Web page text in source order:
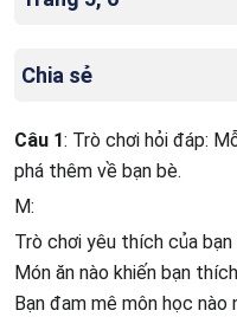
Chia sẻ
Câu 1: Trò chơi hỏi đáp:
phá thêm về bạn bè.
M:
Trò chơi yêu thích của bạn
Món ăn nào khiến bạn
Bạn đam mê môn học nào